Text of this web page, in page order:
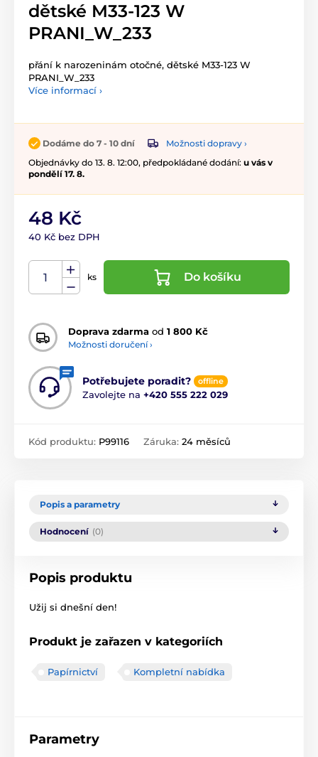
dětské M33-123 W
PRANI_W_233
přání k narozeninám otočné, dětské M33-123 W
PRANI_W_233
Více informací ›
Dodáme do 7 - 10 dní
Možnosti dopravy ›
Objednávky do 13. 8. 12:00, předpokládané dodání: u vás v
pondělí 17. 8.
48 Kč
40 Kč bez DPH
ks Do košíku
Doprava zdarma od 1 800 Kč
Možnosti doručení ›
Potřebujete poradit? offline
Zavolejte na +420 555 222 029
Kód produktu: P99116 Záruka: 24 měsíců
Popis a parametry
Hodnocení (0)
Popis produktu
Užij si dnešní den!
Produkt je zařazen v kategoriích
Papírnictví Kompletní nabídka
Parametry